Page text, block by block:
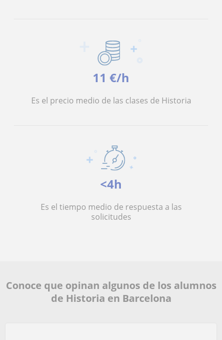
11 €/h
Es el precio medio de las clases de Historia
<4h
Es el tiempo medio de respuesta a las
solicitudes
Conoce que opinan algunos de los alumnos
de Historia en Barcelona